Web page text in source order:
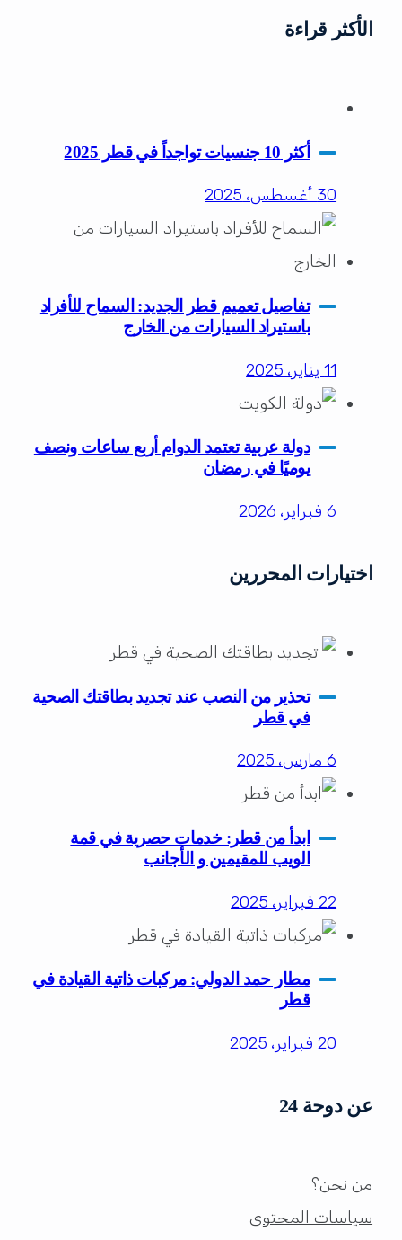
الأكثر قراءة
أكثر 10 جنسيات تواجداً في قطر 2025
30 أغسطس، 2025
تفاصيل تعميم قطر الجديد: السماح للأفراد
باستيراد السيارات من الخارج
11 يناير، 2025
دولة عربية تعتمد الدوام أربع ساعات ونصف
يوميًا في رمضان
6 فبراير، 2026
اختيارات المحررين
تحذير من النصب عند تجديد بطاقتك الصحية
في قطر
6 مارس، 2025
ابدأ من قطر: خدمات حصرية في قمة
الويب للمقيمين و الأجانب
22 فبراير، 2025
مطار حمد الدولي: مركبات ذاتية القيادة في
قطر
20 فبراير، 2025
عن دوحة 24
من نحن؟
سياسات المحتوى